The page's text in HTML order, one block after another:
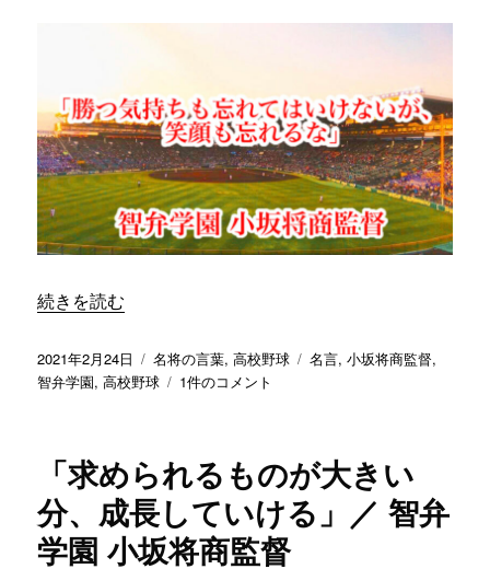
う
の
が
監
督」
／
智
坂
将
へ
の
“「勝つ気持ちも忘れてはいけないが、笑顔も忘れるな
続きを読む
投
稿
2021年2月24日
カ
テ
名将の言葉,高校野球
タ
名言,小坂将商監督,
智弁学園,高校野球
「勝
ち
も
忘
れ
て
1件のコメント
「求められるものが大きい
分、成長していける」／ 智弁
学園 小坂将商監督